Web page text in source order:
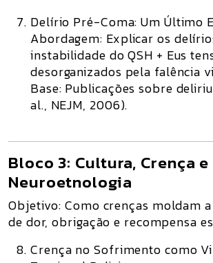
Delírio Pré-Coma: Um Último
Abordagem: Explicar os
instabilidade do QSH + Eus
desorganizados pela falência
Base: Publicações sobre
al., NEJM, 2006).
Bloco 3: Cultura, Crença e
Neuroetnologia
Objetivo: Como crenças moldam
de dor, obrigação e recompensa
Crença no Sofrimento como